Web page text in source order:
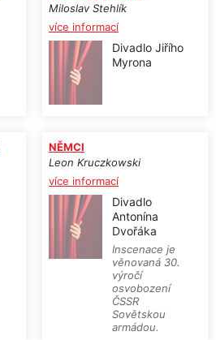
Miloslav Stehlík
více informací
Divadlo Jiřího
Myrona
NĚMCI
Leon Kruczkowski
více informací
Divadlo
Antonína
Dvořáka
Inscenace je
věnovaná 30.
výročí
osvobození
ČSSR
Sovětskou
armádou.